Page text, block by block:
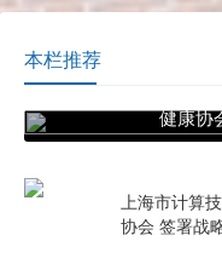
本栏推荐
上海市计算技术
健康协
上海市计算
协会 签署战